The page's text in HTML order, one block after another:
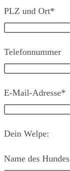
PLZ und Ort*
Telefonnummer
E-Mail-Adresse*
Dein Welpe:
Name des Hundes